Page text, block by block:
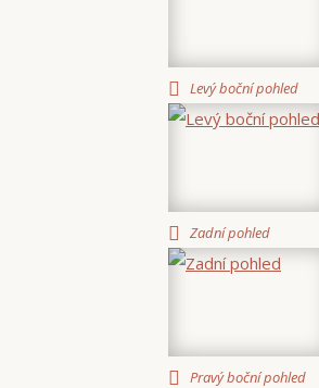
Levý boční pohled
Zadní pohled
Pravý boční pohled